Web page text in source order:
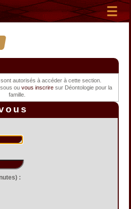
autorisés à accéder à cette section.
ou vous inscrire sur Déontologie pour la
famille.
: